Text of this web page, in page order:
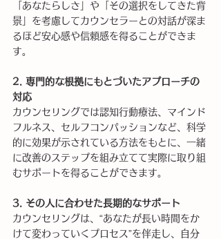
「あなたらしさ」や「その選択をしてきた背
景」を考慮してカウンセラーとの対話が深ま
るほど安心感や信頼感を得ることができま
す。
2. 専門的な根拠にもとづいたアプローチの
対応
カウンセリングでは認知行動療法、マインド
フルネス、セルフコンパッションなど、科学
的に効果が示されている方法をもとに、一緒
に改善のステップを組み立てて実際に取り組
むサポートを得ることができます。
3. その人に合わせた長期的なサポート
カウンセリングは、“あなたが長い時間をか
けて変わっていくプロセス”を伴走し、自分